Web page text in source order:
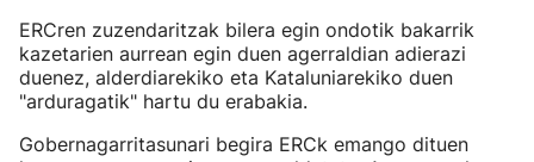
ERCren zuzendaritzak bilera egin ondotik bakarrik
kazetarien aurrean egin duen agerraldian adierazi
duenez, alderdiarekiko eta Kataluniarekiko duen
"arduragatik" hartu du erabakia.
Gobernagarritasunari begira ERCk emango dituen